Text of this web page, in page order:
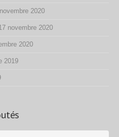
2020
novembre 2020
2020
2019